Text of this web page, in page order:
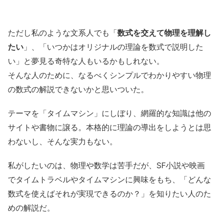
ただし私のような文系人でも「数式を交えて物理を理解し
たい 」、「いつかはオリジナルの理論を数式で説明した
い」と夢見る奇特な人もいるかもしれない。
そんな人のために、なるべくシンプルでわかりやすい物理
の数式の解説できないかと思いついた。
テーマを「タイムマシン」にしぼり、網羅的な知識は他の
サイトや書物に譲る。本格的に理論の導出をしようとは思
わないし、そんな実力もない。
私がしたいのは、物理や数学は苦手だが、SF小説や映画
でタイムトラベルやタイムマシンに興味をもち、「どんな
数式を使えばそれが実現できるのか？」を知りたい人のた
めの解説だ。